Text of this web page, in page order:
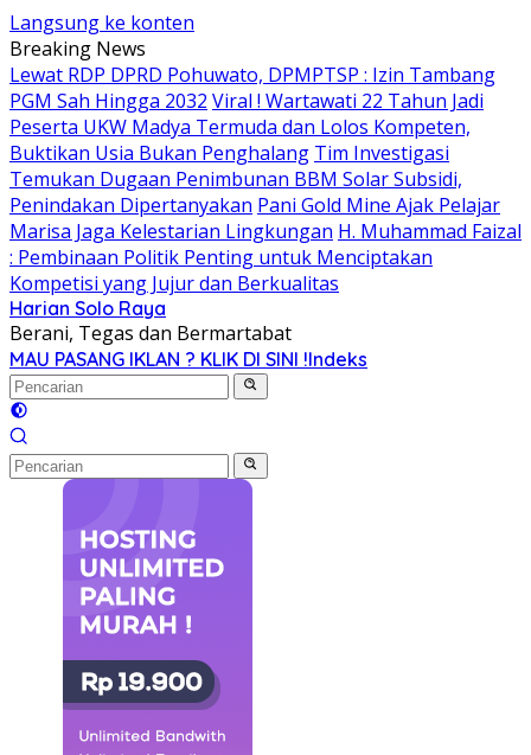
Langsung ke konten
Breaking News
Lewat RDP DPRD Pohuwato, DPMPTSP : Izin Tambang
PGM Sah Hingga 2032 Viral ! Wartawati 22 Tahun Jadi
Peserta UKW Madya Termuda dan Lolos Kompeten,
Buktikan Usia Bukan Penghalang Tim Investigasi
Temukan Dugaan Penimbunan BBM Solar Subsidi,
Penindakan Dipertanyakan Pani Gold Mine Ajak Pelajar
Marisa Jaga Kelestarian Lingkungan H. Muhammad Faizal
: Pembinaan Politik Penting untuk Menciptakan
Kompetisi yang Jujur dan Berkualitas
Harian Solo Raya
Berani, Tegas dan Bermartabat
MAU PASANG IKLAN ? KLIK DI SINI !Indeks